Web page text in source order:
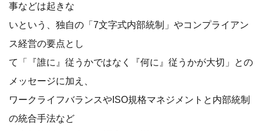
事などは起きな
いという、独自の「7文字式内部統制」やコンプライアン
ス経営の要点とし
て「『誰に』従うかではなく『何に』従うかが大切」との
メッセージに加え、
ワークライフバランスやISO規格マネジメントと内部統制
の統合手法など